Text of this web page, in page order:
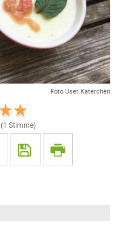
Foto User Katerchen
(1 Stimme)